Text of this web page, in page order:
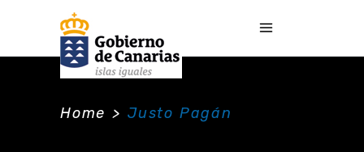
Home > Justo Pagán